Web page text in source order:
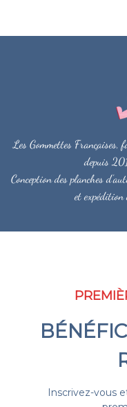
Les Gommettes Françaises,
depuis
Conception des planches
et expédition